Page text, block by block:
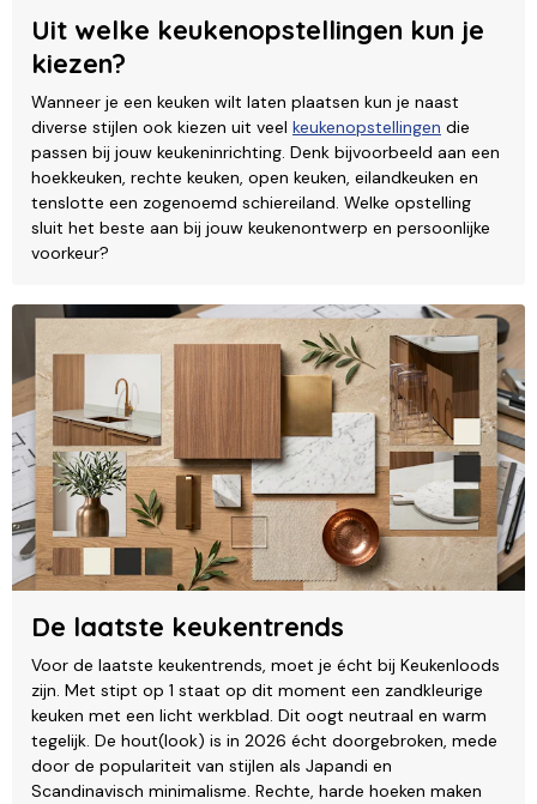
Uit welke keukenopstellingen kun je
kiezen?
Wanneer je een keuken wilt laten plaatsen kun je naast
diverse stijlen ook kiezen uit veel keukenopstellingen die
passen bij jouw keukeninrichting. Denk bijvoorbeeld aan een
hoekkeuken, rechte keuken, open keuken, eilandkeuken en
tenslotte een zogenoemd schiereiland. Welke opstelling
sluit het beste aan bij jouw keukenontwerp en persoonlijke
voorkeur?
De laatste keukentrends
Voor de laatste keukentrends, moet je écht bij Keukenloods
zijn. Met stipt op 1 staat op dit moment een zandkleurige
keuken met een licht werkblad. Dit oogt neutraal en warm
tegelijk. De hout(look) is in 2026 écht doorgebroken, mede
door de populariteit van stijlen als Japandi en
Scandinavisch minimalisme. Rechte, harde hoeken maken